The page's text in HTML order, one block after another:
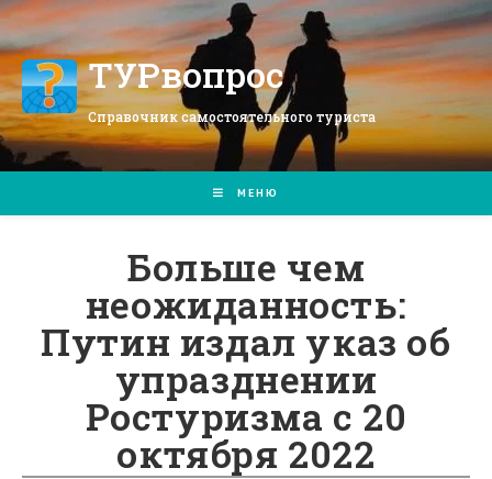
Перейти
к
содержимомуТУРвопрос
Справочник самостоятельного туриста
МЕНЮ
Больше чем
неожиданность:
Путин издал указ об
упразднении
Ростуризма с 20
октября 2022